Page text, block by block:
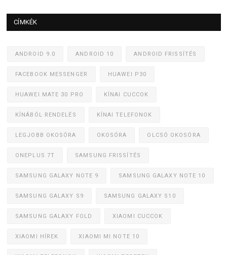
CÍMKÉK
ANDROID 9.0 ANDROID 10 ANDROID FRISSÍTÉS
FACEBOOK MESSENGER HUAWEI P30
HUAWEI MATE 30 PRO KÍNAI CUCCOK
KÍNÁBÓL RENDELÉS KÍNAI TELEFONOK
LEGJOBB OKOSÓRA OKOSÓRA OLCSÓ OKOSÓRA
ONEPLUS 7T SAMSUNG FRISSÍTÉS
SAMSUNG GALAXY NOTE 9 SAMSUNG GALAXY NOTE 10
SAMSUNG GALAXY S9 SAMSUNG GALAXY S10
SAMSUNG GALAXY FOLD XIAOMI CUCCOK
XIAOMI HÍREK XIAOMI MI NOTE 10